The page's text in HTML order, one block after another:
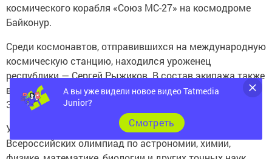
космического корабля «Союз МС-27» на космодроме
Байконур.
Среди космонавтов, отправившихся на международную
космическую станцию, находился уроженец
республики — Сергей Рыжиков. В состав экипажа также
вошли представитель «Роскосмоса» Алексей
Зубрицкий, астронавт NASA Джонни Ким.
Участниками события стали победители
Всероссийских олимпиад по астрономии, химии,
А вы уже видели новое видео Tatmedia
Junior?
Cмотреть